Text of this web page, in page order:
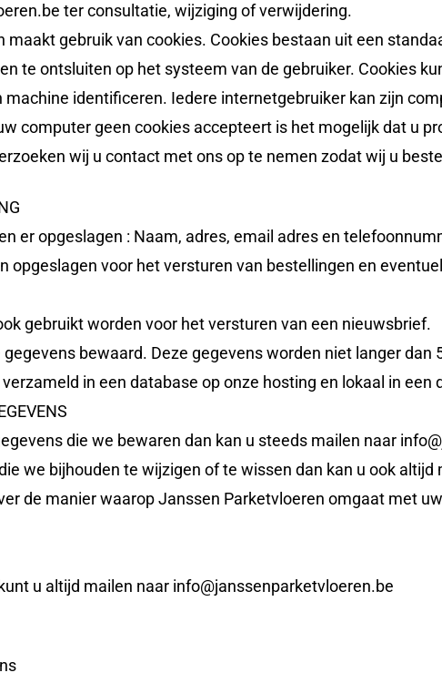
ter consultatie, wijziging of verwijdering.
maakt gebruik van cookies. Cookies bestaan uit een
te ontsluiten op het systeem van de gebruiker. Cookies
machine identificeren. Iedere internetgebruiker kan zijn
computer geen cookies accepteert is het mogelijk dat u
wij u contact met ons op te nemen zodat wij u
er opgeslagen : Naam, adres, email adres en
opgeslagen voor het versturen van bestellingen en
gebruikt worden voor het versturen van een nieuwsbrief.
bewaard. Deze gegevens worden niet langer dan
in een database op onze hosting en lokaal in een
die we bewaren dan kan u steeds mailen naar
we bijhouden te wijzigen of te wissen dan kan u ook
de manier waarop Janssen Parketvloeren omgaat met
u altijd mailen naar info@janssenparketvloeren.be